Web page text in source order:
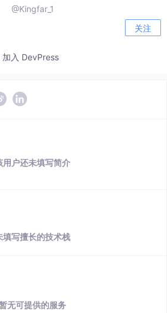
@Kingfar_1
关注
入 DevPress
用户还未填写简介
填写擅长的技术栈
无可提供的服务